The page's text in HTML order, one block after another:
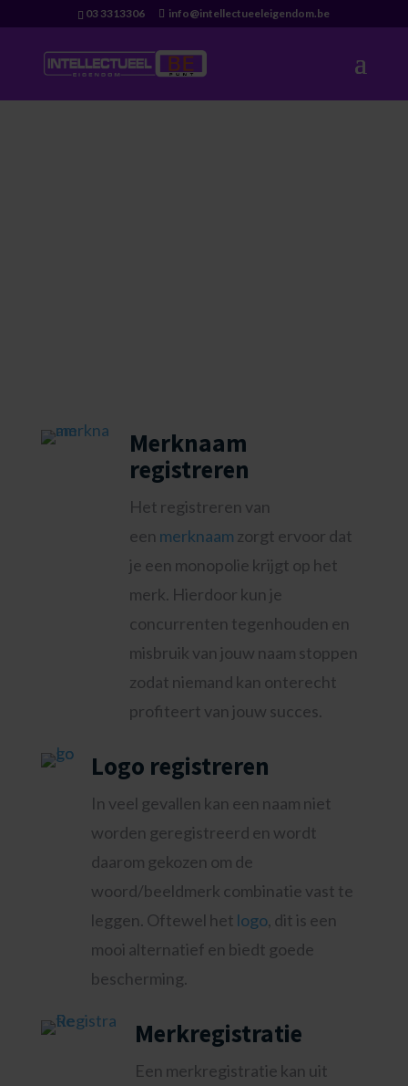
03 3313306 info@intellectueeleigendom.be
Merknaam
registreren
Het registreren van
een merknaam zorgt ervoor dat
je een monopolie krijgt op het
merk. Hierdoor kun je
concurrenten tegenhouden en
misbruik van jouw naam stoppen
zodat niemand kan onterecht
profiteert van jouw succes.
Logo registreren
In veel gevallen kan een naam niet
worden geregistreerd en wordt
daarom gekozen om de
woord/beeldmerk combinatie vast te
leggen. Oftewel het logo, dit is een
mooi alternatief en biedt goede
bescherming.
Merkregistratie
Een merkregistratie kan uit